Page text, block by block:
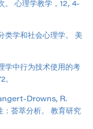
。 心理学教学，12, 4-
类学和社会心理学。 美
学中行为技术使用的考
。
Drowns, R.
：荟萃分析。 教育研究